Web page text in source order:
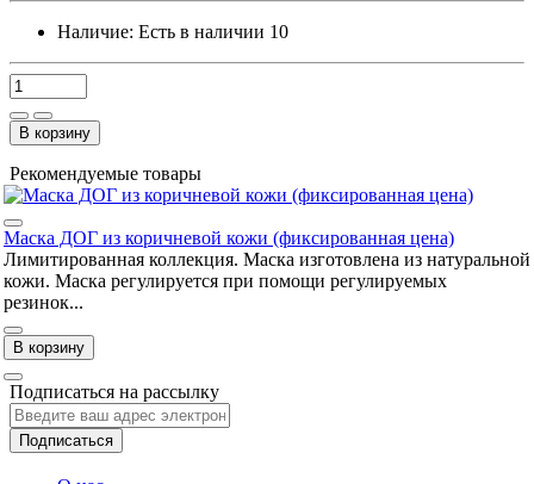
Наличие: Есть в наличии 10
В корзину
Рекомендуемые товары
Маска ДОГ из коричневой кожи (фиксированная цена)
Лимитированная коллекция. Маска изготовлена из натуральной
кожи. Маска регулируется при помощи регулируемых
резинок...
В корзину
Подписаться на рассылку
Подписаться